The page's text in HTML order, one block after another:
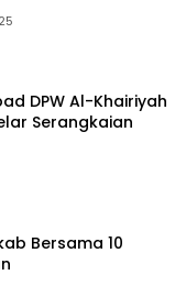
DPW Al-Khairiyah
Serangkaian
Bersama 10